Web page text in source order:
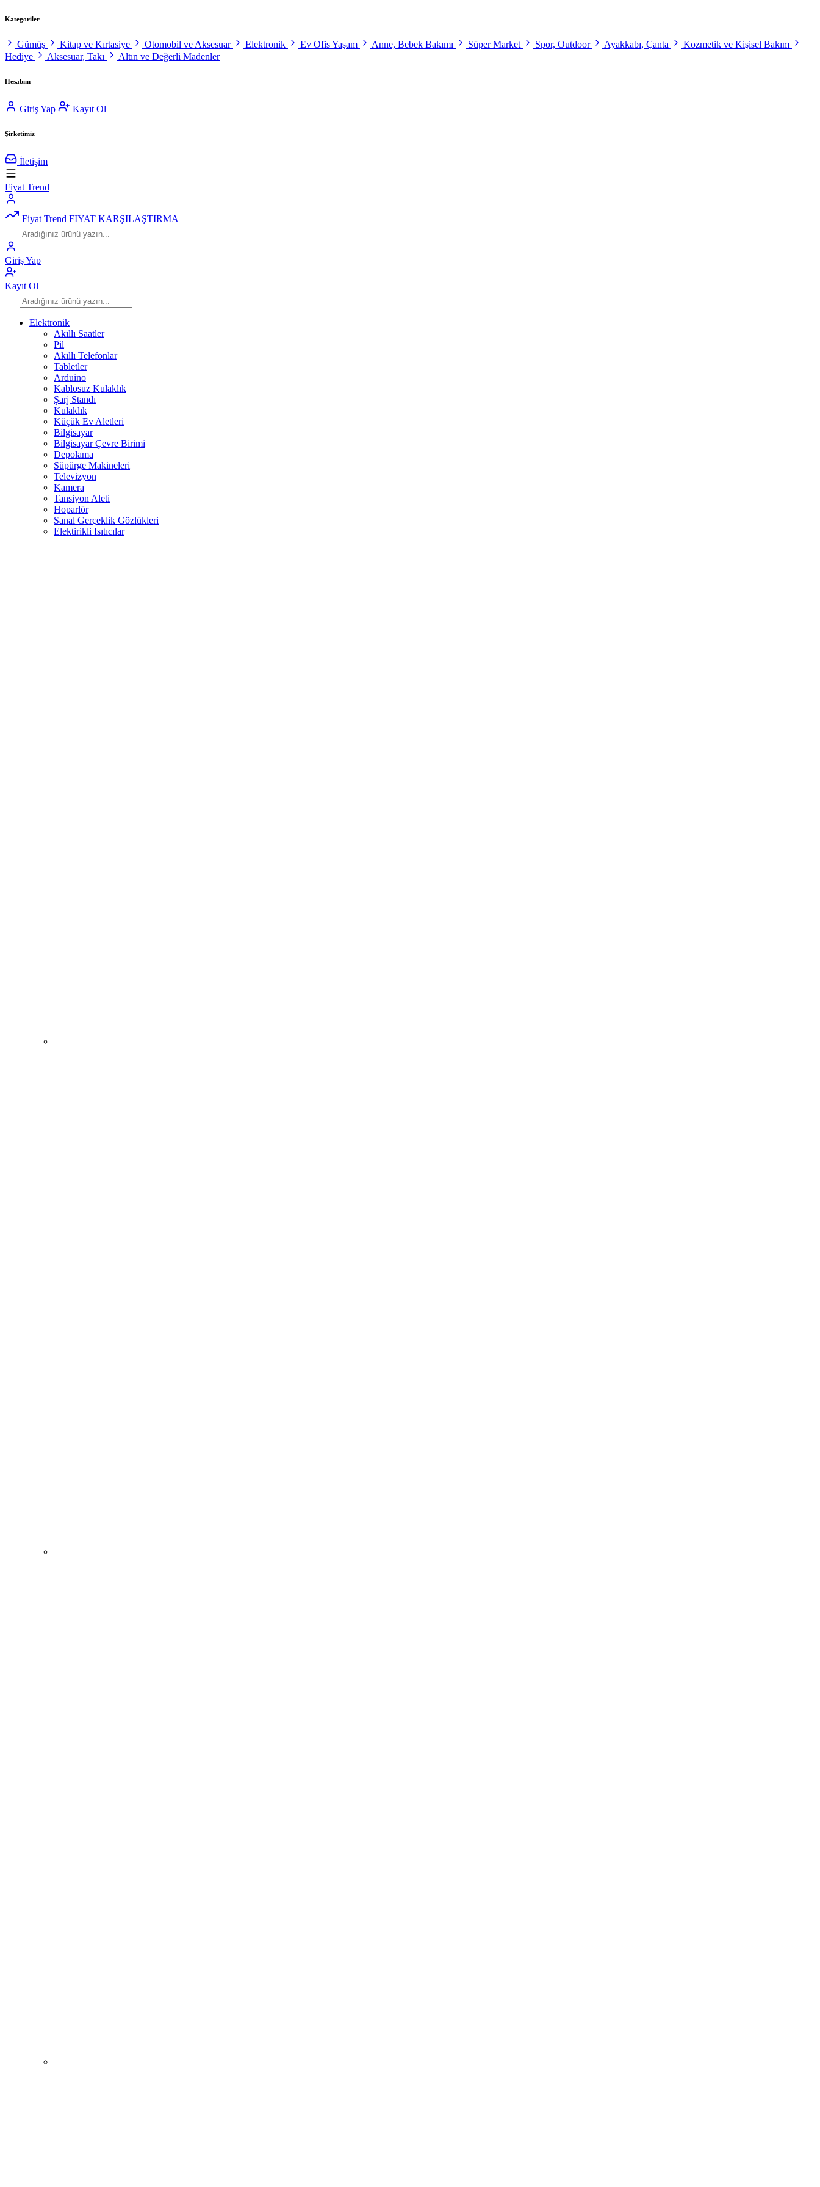
Kategoriler
Gümüş Kitap ve Kırtasiye Otomobil ve Aksesuar Elektronik Ev Ofis Yaşam Anne, Bebek Bakımı Süper Market Spor, Outdoor Ayakkabı, Çanta
Kozmetik ve Kişisel Bakım
Hediye
Aksesuar, Takı Altın ve Değerli Madenler
Hesabım
Giriş Yap Kayıt Ol
Şirketimiz
İletişim
Fiyat Trend
Fiyat Trend FIYAT KARŞILAŞTIRMA
Giriş Yap
Kayıt Ol
Elektronik
Akıllı Saatler
Pil
Akıllı Telefonlar
Tabletler
Arduino
Kablosuz Kulaklık
Şarj Standı
Kulaklık
Küçük Ev Aletleri
Bilgisayar
Bilgisayar Çevre Birimi
Depolama
Süpürge Makineleri
Televizyon
Kamera
Tansiyon Aleti
Hoparlör
Sanal Gerçeklik Gözlükleri
Elektirikli Isıtıcılar